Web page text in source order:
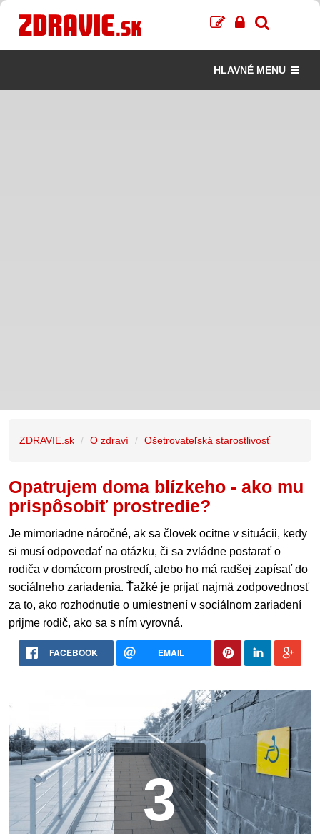
HLAVNÉ MENU
ZDRAVIE.sk O zdraví Ošetrovateľská starostlivosť
Opatrujem doma blízkeho - ako mu
prispôsobiť prostredie?
Je mimoriadne náročné, ak sa človek ocitne v situácii, kedy
si musí odpovedať na otázku, či sa zvládne postarať o
rodiča v domácom prostredí, alebo ho má radšej zapísať do
sociálneho zariadenia. Ťažké je prijať najmä zodpovednosť
za to, ako rozhodnutie o umiestnení v sociálnom zariadení
prijme rodič, ako sa s ním vyrovná.
FACEBOOK EMAIL
3